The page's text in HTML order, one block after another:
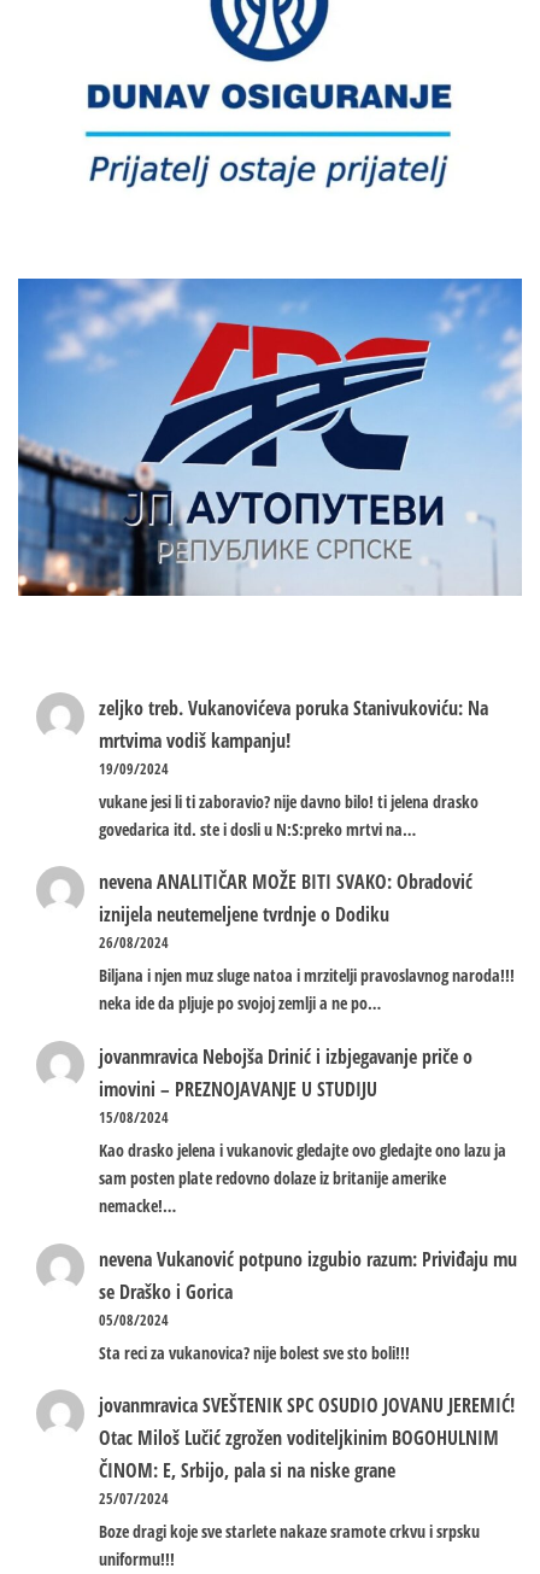
zeljko treb.Vukanovićeva poruka Stanivukoviću: Na
mrtvima vodiš kampanju!
19/09/2024
vukane jesi li ti zaboravio? nije davno bilo! ti jelena drasko
govedarica itd. ste i dosli u N:S:preko mrtvi na…
nevenaANALITIČAR MOŽE BITI SVAKO: Obradović
iznijela neutemeljene tvrdnje o Dodiku
26/08/2024
Biljana i njen muz sluge natoa i mrzitelji pravoslavnog naroda!!!
neka ide da pljuje po svojoj zemlji a ne po…
jovanmravica Nebojša Drinić i izbjegavanje priče o
imovini – PREZNOJAVANJE U STUDIJU
15/08/2024
Kao drasko jelena i vukanovic gledajte ovo gledajte ono lazu ja
sam posten plate redovno dolaze iz britanije amerike
nemacke!…
nevenaVukanović potpuno izgubio razum: Priviđaju mu
se Draško i Gorica
05/08/2024
Sta reci za vukanovica? nije bolest sve sto boli!!!
jovanmravicaSVEŠTENIK SPC OSUDIO JOVANU JEREMIĆ!
Otac Miloš Lučić zgrožen voditeljkinim BOGOHULNIM
ČINOM: E, Srbijo, pala si na niske grane
25/07/2024
Boze dragi koje sve starlete nakaze sramote crkvu i srpsku
uniformu!!!